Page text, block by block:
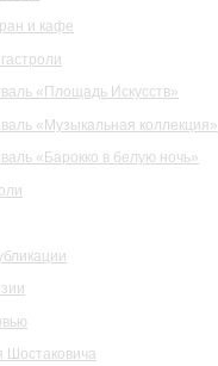
и кафе
«Площадь Искусств»
«Музыкальная коллекция»
«Барокко в белую ночь»
Шостаковича